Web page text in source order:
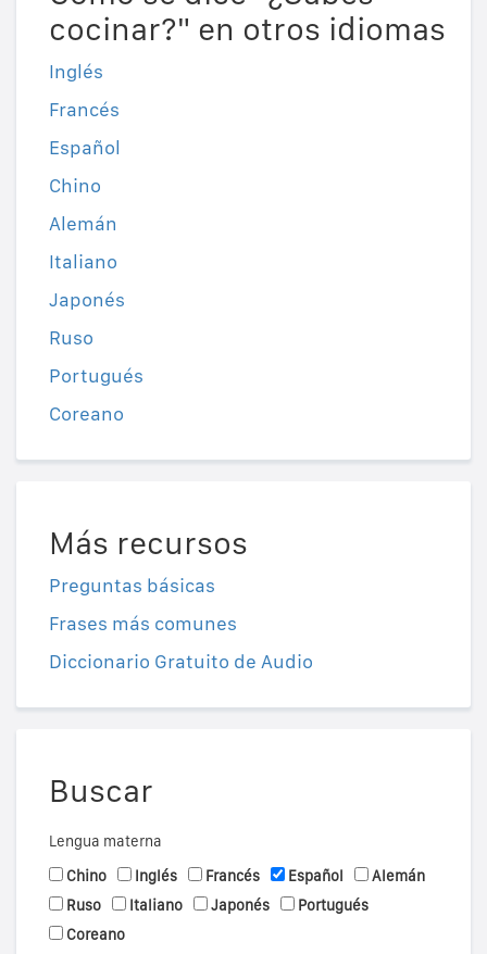
cocinar?" en otros idiomas
Inglés
Francés
Español
Chino
Alemán
Italiano
Japonés
Ruso
Portugués
Coreano
Más recursos
Preguntas básicas
Frases más comunes
Diccionario Gratuito de Audio
Buscar
Lengua materna
Chino
Inglés Francés Español
Alemán
Ruso
Italiano Japonés
Portugués
Coreano